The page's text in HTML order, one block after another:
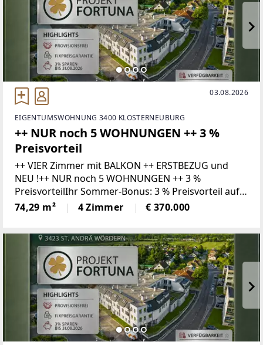
03.08.2026
EIGENTUMSWOHNUNG 3400 KLOSTERNEUBURG
++ NUR noch 5 WOHNUNGEN ++ 3 %
Preisvorteil
++ VIER Zimmer mit BALKON ++ ERSTBEZUG und
NEU !++ NUR noch 5 WOHNUNGEN ++ 3 %
PreisvorteilIhr Sommer-Bonus: 3 % Preisvorteil auf
Ihr neues Zuhause!Wer bis 31.08.2026 ein Kaufanbot
für eine Wohnung zum gültigen Listenpreis
74,29 m² 4 Zimmer € 370.000